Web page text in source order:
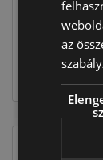
az